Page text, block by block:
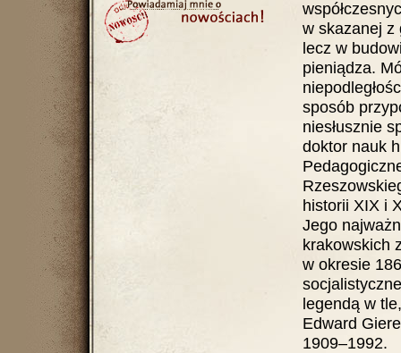
w skazanej z
lecz w
pieniądza.
sposób
niesłusznie
doktor nauk
historii XIX i
Jego
krakowskich
w okresie
legendą w
Edward
1909–1992.